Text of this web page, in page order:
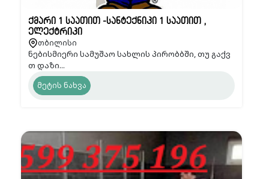
ქმარი 1 საათით -სანტექნიკი 1 საათით ,
ელექტრიკი
თბილისი
ნებისმიერი სამუშაო სახლის პირობბში, თუ გაქვ
თ დაზი...
მეტის ნახვა